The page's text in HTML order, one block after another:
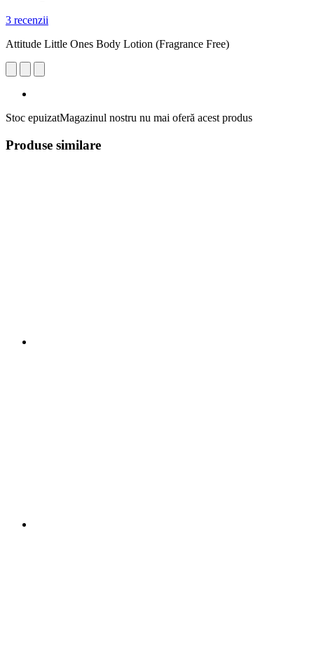
3 recenzii
Attitude Little Ones Body Lotion (Fragrance Free)
Stoc epuizatMagazinul nostru nu mai oferă acest produs
Produse similare